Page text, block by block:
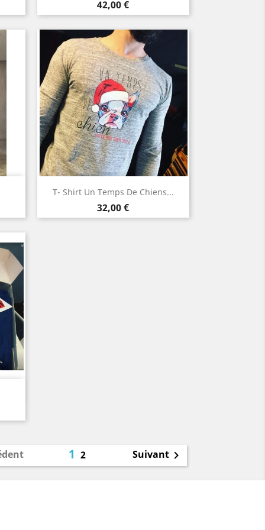
Prix
42,00 €
T- Shirt Un Temps De Chiens...
Prix
32,00 €
Aperçu rapide
12 Suivant